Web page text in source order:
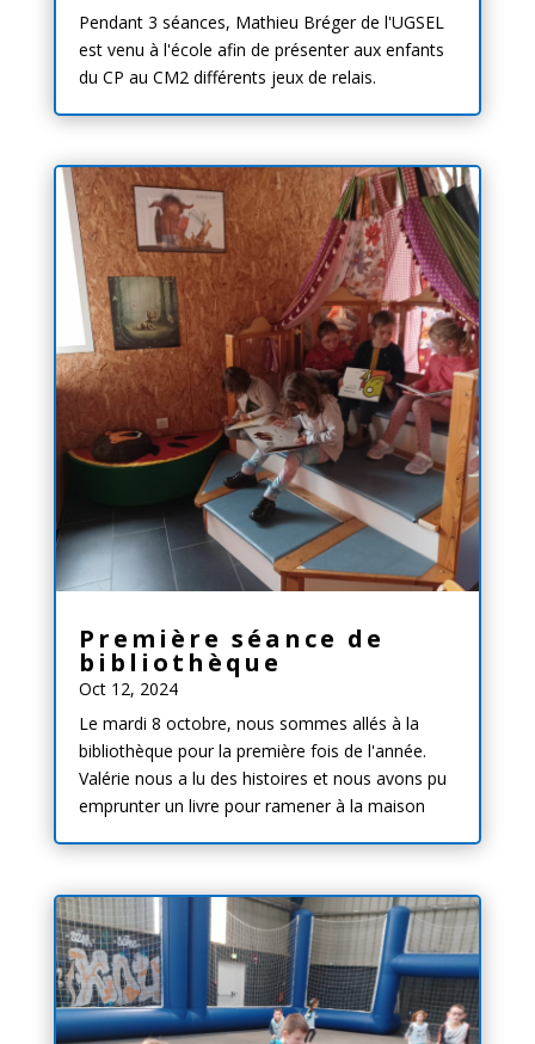
Pendant 3 séances, Mathieu Bréger de l'UGSEL
est venu à l'école afin de présenter aux enfants
du CP au CM2 différents jeux de relais.
Première séance de
bibliothèque
Oct 12, 2024
Le mardi 8 octobre, nous sommes allés à la
bibliothèque pour la première fois de l'année.
Valérie nous a lu des histoires et nous avons pu
emprunter un livre pour ramener à la maison